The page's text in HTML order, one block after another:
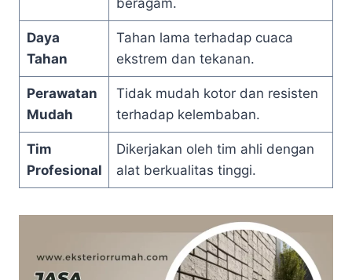
Daya
Tahan
Tahan lama terhadap cuaca
ekstrem dan tekanan.
Perawatan
Mudah
Tidak mudah kotor dan resisten
terhadap kelembaban.
Tim
Profesional
Dikerjakan oleh tim ahli dengan
alat berkualitas tinggi.